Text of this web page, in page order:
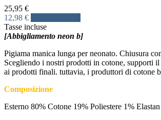
25,95 €
12,98 €
Tasse incluse
[Abbigliamento neon b]
Pigiama manica lunga per neonato. Chiusura
Scegliendo i nostri prodotti in cotone, supporti
ai prodotti finali. tuttavia, i produttori di cotone
Composizione
Esterno 80% Cotone 19% Poliestere 1% Elastan